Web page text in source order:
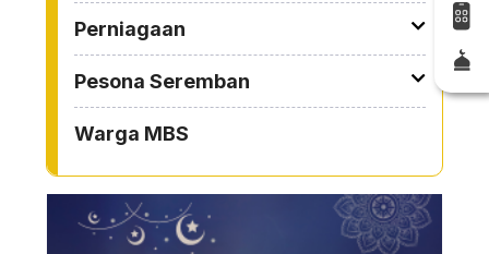
Perniagaan
Pesona Seremban
Warga MBS